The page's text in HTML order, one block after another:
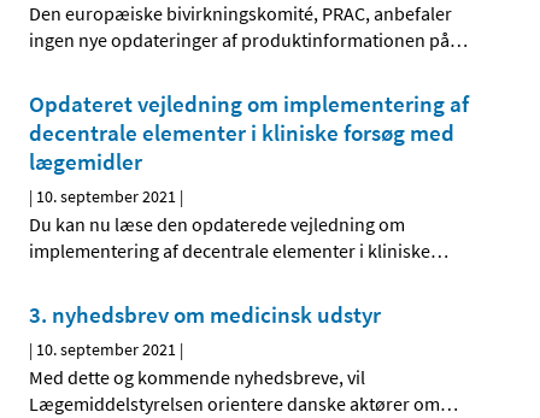
Den europæiske bivirkningskomité, PRAC, anbefaler
ingen nye opdateringer af produktinformationen på…
Opdateret vejledning om implementering af
decentrale elementer i kliniske forsøg med
lægemidler
| 10. september 2021 |
Du kan nu læse den opdaterede vejledning om
implementering af decentrale elementer i kliniske…
3. nyhedsbrev om medicinsk udstyr
| 10. september 2021 |
Med dette og kommende nyhedsbreve, vil
Lægemiddelstyrelsen orientere danske aktører om…